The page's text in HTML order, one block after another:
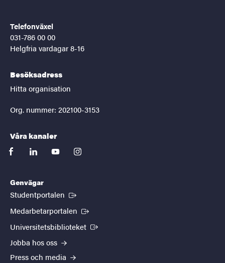
Telefonväxel
031-786 00 00
Helgfria vardagar 8-16
Besöksadress
Hitta organisation
Org. nummer: 202100-3153
Våra kanaler
facebooklinkedinyoutubeinstagram
Genvägar
Studentportalen (Extern länk)
Medarbetarportalen (Extern länk)
Universitetsbiblioteket (Extern länk)
Jobba hos oss
Press och media